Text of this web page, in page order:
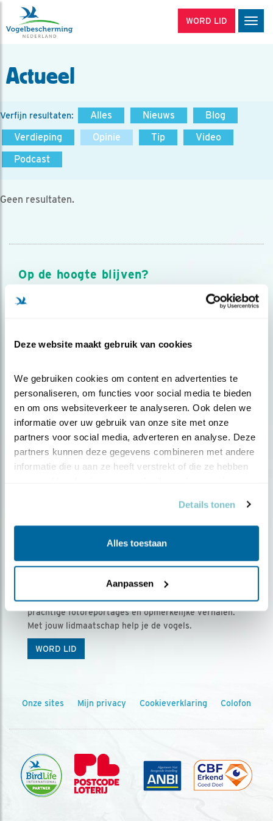
Deze website maakt gebruik van cookies
We gebruiken cookies om content en advertenties te
personaliseren, om functies voor social media te bieden
en om ons websiteverkeer te analyseren. Ook delen we
informatie over uw gebruik van onze site met onze
partners voor social media, adverteren en analyse. Deze
partners kunnen deze gegevens combineren met andere
informatie die u aan ze heeft verstrekt of die ze hebben
Details tonen
Alles toestaan
Aanpassen
WORD LID
Actueel
Verfijn resultaten: Alles Nieuws
Blog
Verdieping
Opinie Tip
Video
Podcast
Geen resultaten.
Op de hoogte blijven?
Meld je aan en ontvang nieuws, inspiratie, acties en tips
over vogels en activiteiten van Vogelbescherming.
Ontvang 5 x Vogels voor € 36,00 per jaar
Vogels is het tijdschrift voor onze leden, met
prachtige fotoreportages en opmerkelijke verhalen.
Met jouw lidmaatschap help je de vogels.
WORD LID
Onze sites Mijn privacy Cookieverklaring Colofon